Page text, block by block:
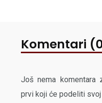
Komentari
Još nema komentara
prvi koji će podeliti svoj